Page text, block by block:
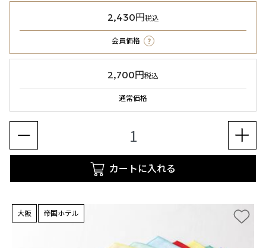
2,430円税込
会員価格 ?
2,700円税込
通常価格
カートに入れる
大阪 帝国ホテル